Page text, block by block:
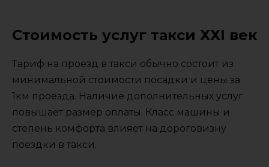
Стоимость услуг такси ХХI век
Тариф на проезд в такси обычно состоит из
минимальной стоимости посадки и цены за
1км проезда. Наличие дополнительных услуг
повышает размер оплаты. Класс машины и
степень комфорта влияет на дороговизну
поездки в такси.